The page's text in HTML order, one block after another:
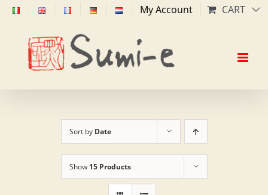
Skip
content
My Account CART
Sort by Date
Show 15 Products